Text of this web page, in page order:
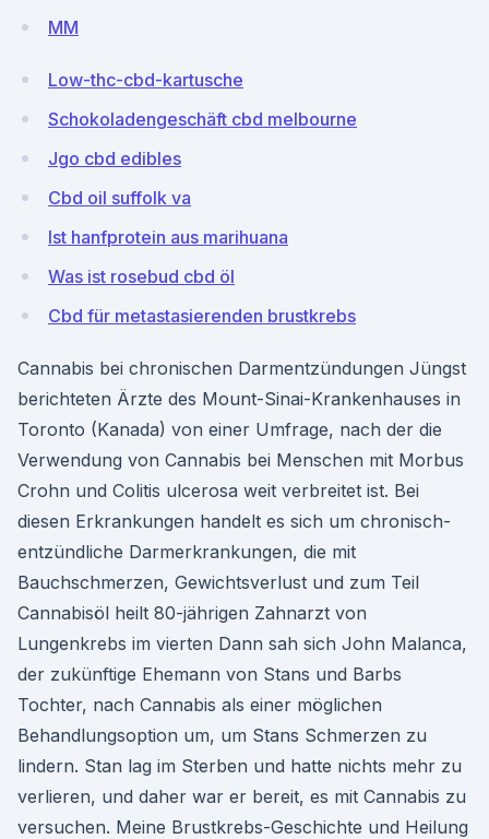
MM
Low-thc-cbd-kartusche
Schokoladengeschäft cbd melbourne
Jgo cbd edibles
Cbd oil suffolk va
Ist hanfprotein aus marihuana
Was ist rosebud cbd öl
Cbd für metastasierenden brustkrebs
Cannabis bei chronischen Darmentzündungen Jüngst
berichteten Ärzte des Mount-Sinai-Krankenhauses in
Toronto (Kanada) von einer Umfrage, nach der die
Verwendung von Cannabis bei Menschen mit Morbus
Crohn und Colitis ulcerosa weit verbreitet ist. Bei
diesen Erkrankungen handelt es sich um chronisch-
entzündliche Darmerkrankungen, die mit
Bauchschmerzen, Gewichtsverlust und zum Teil
Cannabisöl heilt 80-jährigen Zahnarzt von
Lungenkrebs im vierten Dann sah sich John Malanca,
der zukünftige Ehemann von Stans und Barbs
Tochter, nach Cannabis als einer möglichen
Behandlungsoption um, um Stans Schmerzen zu
lindern. Stan lag im Sterben und hatte nichts mehr zu
verlieren, und daher war er bereit, es mit Cannabis zu
versuchen. Meine Brustkrebs-Geschichte und Heilung